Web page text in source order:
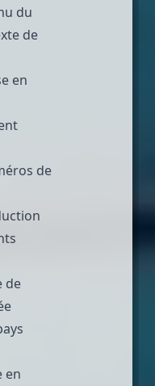
du
de
en
de
de
en